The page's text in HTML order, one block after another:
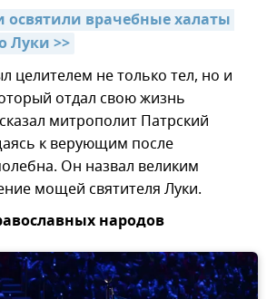
врачебные халаты
Луки >>
целителем не только тел, но и
отдал свою жизнь
митрополит Патрский
к верующим после
Он назвал великим
мощей святителя Луки.
народов